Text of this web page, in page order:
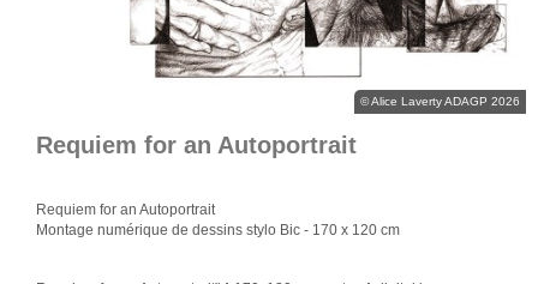
© Alice Laverty ADAGP 2026
Requiem for an Autoportrait
Requiem for an Autoportrait
Montage numérique de dessins stylo Bic - 170 x 120 cm